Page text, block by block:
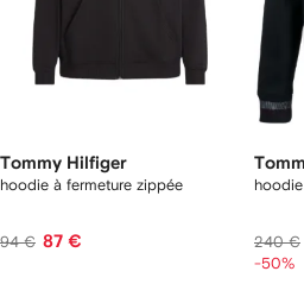
Tommy Hilfiger
hoodie à fermeture zippée
94 € 87 € 240 €
-50%